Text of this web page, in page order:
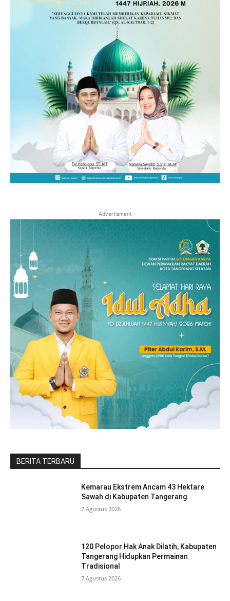
- Advertisment -
BERITA TERBARU
Kemarau Ekstrem Ancam 43 Hektare
Sawah di Kabupaten Tangerang
7 Agustus 2026
120 Pelopor Hak Anak Dilatih, Kabupaten
Tangerang Hidupkan Permainan
Tradisional
7 Agustus 2026